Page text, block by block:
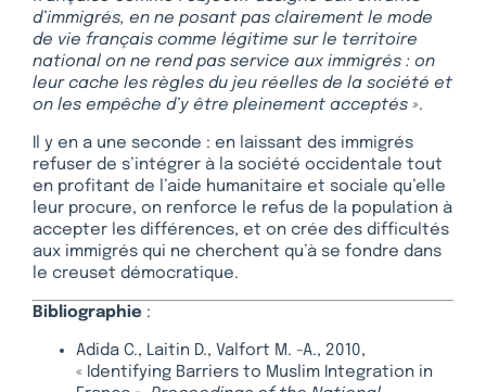
d’immigrés, en ne posant pas clairement le mode
de vie français comme légitime sur le territoire
national on ne rend pas service aux immigrés : on
leur cache les règles du jeu réelles de la société et
on les empêche d’y être pleinement acceptés ».
Il y en a une seconde : en laissant des immigrés
refuser de s’intégrer à la société occidentale tout
en profitant de l’aide humanitaire et sociale qu’elle
leur procure, on renforce le refus de la population à
accepter les différences, et on crée des difficultés
aux immigrés qui ne cherchent qu’à se fondre dans
le creuset démocratique.
Bibliographie :
Adida C., Laitin D., Valfort M. -A., 2010,
« Identifying Barriers to Muslim Integration in